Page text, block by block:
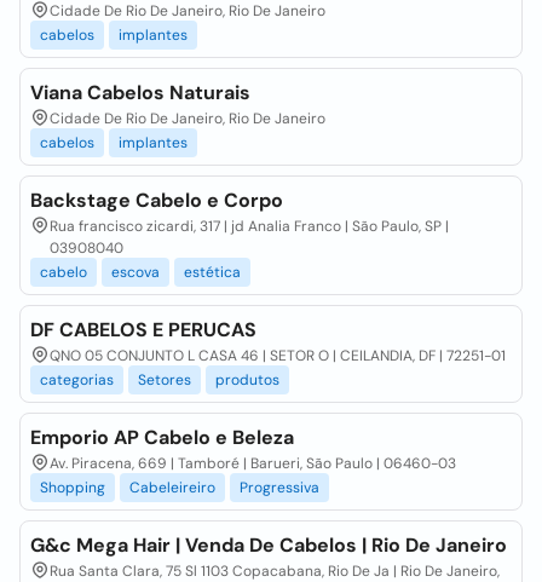
Cidade De Rio De Janeiro, Rio De Janeiro
cabelos
implantes
Viana Cabelos Naturais
Cidade De Rio De Janeiro, Rio De Janeiro
cabelos
implantes
Backstage Cabelo e Corpo
Rua francisco zicardi, 317 | jd Analia Franco | São Paulo, SP |
03908040
cabelo
escova estética
DF CABELOS E PERUCAS
QNO 05 CONJUNTO L CASA 46 | SETOR O | CEILANDIA, DF | 72251-01
categorias
Setores produtos
Emporio AP Cabelo e Beleza
Av. Piracena, 669 | Tamboré | Barueri, São Paulo | 06460-03
Shopping
Cabeleireiro Progressiva
G&c Mega Hair | Venda De Cabelos | Rio De Janeiro
Rua Santa Clara, 75 Sl 1103 Copacabana, Rio De Ja | Rio De Janeiro,